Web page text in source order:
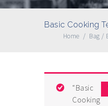
Basic Cooking
Home / Bag /
“Basic
Cooking